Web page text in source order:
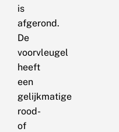
is
afgerond.
De
voorvleugel
heeft
een
gelijkmatige
rood-
of